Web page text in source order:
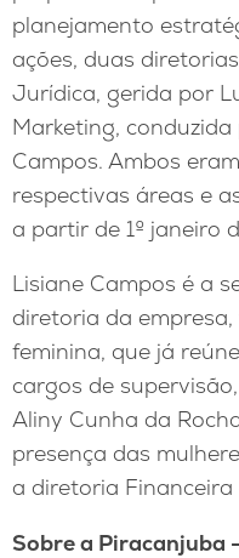
planejamento
ações, duas
Jurídica, gerida por
Marketing,
Campos. Ambos
respectivas áreas e
a partir de 1º janeiro
Lisiane Campos é a
diretoria da
feminina, que já
cargos de
Aliny Cunha da
presença das
a diretoria
Sobre a Piracanjuba